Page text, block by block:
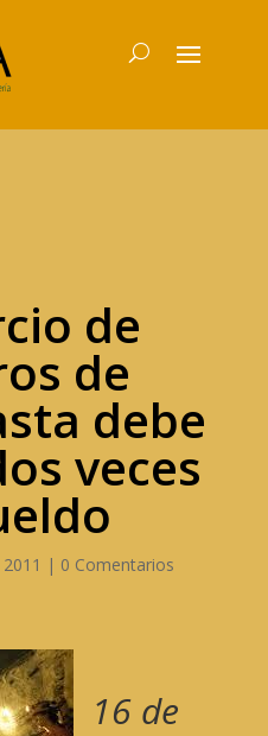
de
de
debe
veces
| 0 Comentarios
16 de